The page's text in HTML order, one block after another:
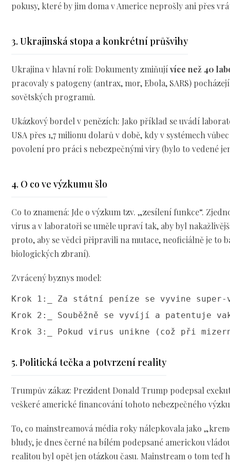
pokusy, které by jim doma v Americe neprošly ani přes
3. Ukrajinská stopa a konkrétní průšvihy
Ukrajina v hlavní roli: Dokumenty zmiňujívíce než 40
pracovaly s patogeny (antrax, mor, Ebola, SARS)
sovětských programů.
Ukázkový bordel v penězích: Jako příklad se uvádí
USA přes 1,7 milionu dolarů v době, kdy v systémech
povolení pro práci s nebezpečnými viry (bylo to vedené
4. O co ve výzkumu šlo
Co to znamená: Jde o výzkum tzv. „zesílení funkce“.
virus a v laboratoři se uměle upraví tak, aby byl
proto, aby se vědci připravili na mutace, neoficiálně je to
biologických zbraní).
Zvrácený byznys model:
Krok 1:_ Za státní peníze se vyvine
Krok 2:_ Souběžně se vyvíjí a patentuje
Krok 3:_ Pokud virus unikne (což při
5. Politická tečka a potvrzení reality
Trumpův zákaz: Prezident Donald Trump podepsal
veškeré americké financování tohoto nebezpečného
To, co mainstreamová média roky nálepkovala jako
bludy, je dnes černé na bílém podepsané americkou
realitou byl opět jen otázkou času. Mainstream o tom teď